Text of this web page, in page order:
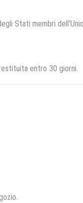
Stati membri
entro 30 giorni.